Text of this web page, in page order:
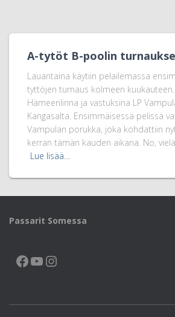
A-tytöt B-poolin
Lauantaina käytiin pelailemassa
tyttöjen turnaus kolmeen
Hämeenlinna ja vastuksina LP
Kangasalta. Ensimmäisessä pelissä
Vampulan porukka, joka kohdattiin
kerran tämän kauden aikana. No,
Lue lisää…
Passarit Somessa
FACEBOOK YOUTUBE